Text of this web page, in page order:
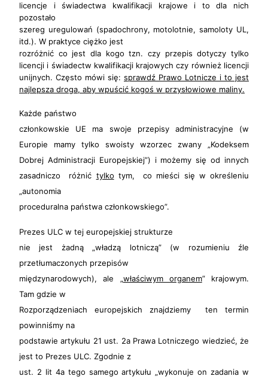
licencje i świadectwa kwalifikacji krajowe i to dla nich
pozostało
szereg uregulowań (spadochrony, motolotnie, samoloty UL,
itd.). W praktyce ciężko jest
rozróżnić co jest dla kogo tzn. czy przepis dotyczy tylko
licencji i świadectw kwalifikacji krajowych czy również licencji
unijnych. Często mówi się: sprawdź Prawo Lotnicze i to jest
najlepsza droga, aby wpuścić kogoś w przysłowiowe maliny.
Każde państwo
członkowskie UE ma swoje przepisy administracyjne (w
Europie mamy tylko swoisty wzorzec zwany „Kodeksem
Dobrej Administracji Europejskiej”) i możemy się od innych
zasadniczo różnić tylko tym, co mieści się w określeniu
„autonomia
proceduralna państwa członkowskiego”.
Prezes ULC w tej europejskiej strukturze
nie jest żadną „władzą lotniczą” (w rozumieniu źle
przetłumaczonych przepisów
międzynarodowych), ale „właściwym organem” krajowym.
Tam gdzie w
Rozporządzeniach europejskich znajdziemy ten termin
powinniśmy na
podstawie artykułu 21 ust. 2a Prawa Lotniczego wiedzieć, że
jest to Prezes ULC. Zgodnie z
ust. 2 lit 4a tego samego artykułu „wykonuje on zadania w